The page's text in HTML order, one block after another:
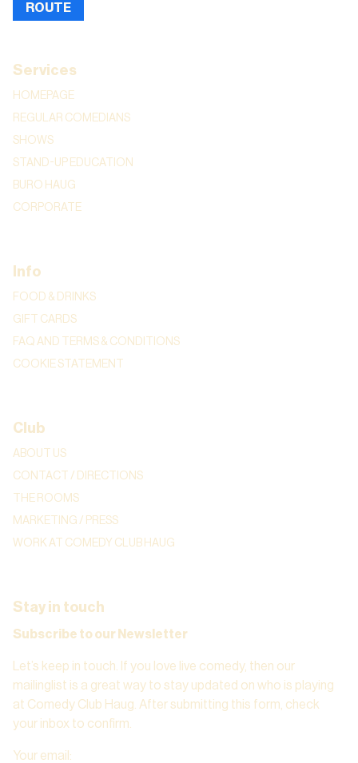
ROUTE
Services
HOMEPAGE
REGULAR COMEDIANS
SHOWS
STAND-UP EDUCATION
BURO HAUG
CORPORATE
Info
FOOD & DRINKS
GIFT CARDS
FAQ AND TERMS & CONDITIONS
COOKIE STATEMENT
Club
ABOUT US
CONTACT / DIRECTIONS
THE ROOMS
MARKETING / PRESS
WORK AT COMEDY CLUB HAUG
Stay in touch
Subscribe to our Newsletter
Let’s keep in touch. If you love live comedy, then our
mailinglist is a great way to stay updated on who is playing
at Comedy Club Haug. After submitting this form, check
your inbox to confirm.
Your email :